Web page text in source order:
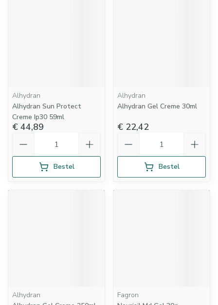
Alhydran
Alhydran Sun Protect
Creme Ip30 59ml
€ 44,89
Bestel
Alhydran
Alhydran Gel Creme 30ml
€ 22,42
Bestel
Alhydran
Fagron